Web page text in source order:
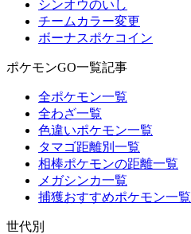
シンオウのいし
チームカラー変更
ボーナスポケコイン
ポケモンGO一覧記事
全ポケモン一覧
全わざ一覧
色違いポケモン一覧
タマゴ距離別一覧
相棒ポケモンの距離一覧
メガシンカ一覧
捕獲おすすめポケモン一覧
世代別